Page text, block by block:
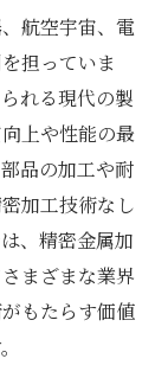
航空宇宙、電
担っていま
れる現代の製
上や性能の最
品の加工や耐
加工技術なし
、精密金属加
まざまな業界
もたらす価値